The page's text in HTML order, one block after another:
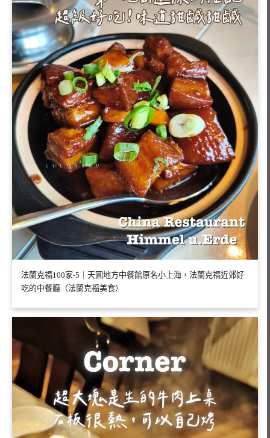
法蘭克福100家-5｜天圓地方中餐館原名小上海，法蘭克福近郊好
吃的中餐廳（法蘭克福美食）